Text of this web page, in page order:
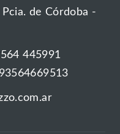
de Córdoba -
445991